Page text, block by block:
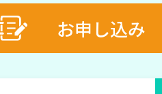
お申し込み